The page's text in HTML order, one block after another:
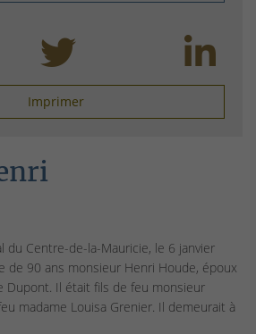
Imprimer
du Centre-de-la-Mauricie, le 6 janvier
de 90 ans monsieur Henri Houde, époux
Dupont. Il était fils de feu monsieur
madame Louisa Grenier. Il demeurait à